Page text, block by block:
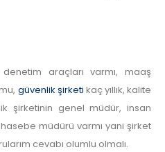
denetim araçları varmı, maaş
güvenlik şirketi kaç yıllık, kalite
şirketinin genel müdür, insan
müdürü varmı yani şirket
cevabı olumlu olmalı.